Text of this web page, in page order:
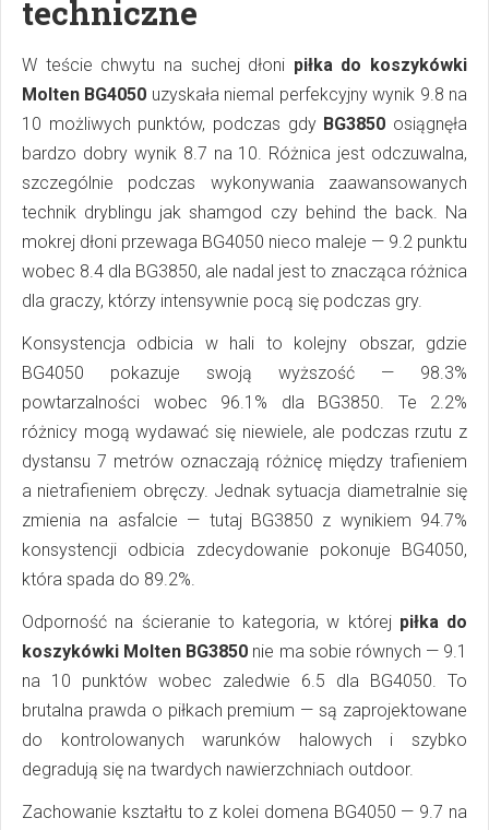
techniczne
W teście chwytu na suchej dłoni piłka do koszykówki
Molten BG4050 uzyskała niemal perfekcyjny wynik 9.8 na
10 możliwych punktów, podczas gdy BG3850 osiągnęła
bardzo dobry wynik 8.7 na 10. Różnica jest odczuwalna,
szczególnie podczas wykonywania zaawansowanych
technik dryblingu jak shamgod czy behind the back. Na
mokrej dłoni przewaga BG4050 nieco maleje — 9.2 punktu
wobec 8.4 dla BG3850, ale nadal jest to znacząca różnica
dla graczy, którzy intensywnie pocą się podczas gry.
Konsystencja odbicia w hali to kolejny obszar, gdzie
BG4050 pokazuje swoją wyższość — 98.3%
powtarzalności wobec 96.1% dla BG3850. Te 2.2%
różnicy mogą wydawać się niewiele, ale podczas rzutu z
dystansu 7 metrów oznaczają różnicę między trafieniem
a nietrafieniem obręczy. Jednak sytuacja diametralnie się
zmienia na asfalcie — tutaj BG3850 z wynikiem 94.7%
konsystencji odbicia zdecydowanie pokonuje BG4050,
która spada do 89.2%.
Odporność na ścieranie to kategoria, w której piłka do
koszykówki Molten BG3850 nie ma sobie równych — 9.1
na 10 punktów wobec zaledwie 6.5 dla BG4050. To
brutalna prawda o piłkach premium — są zaprojektowane
do kontrolowanych warunków halowych i szybko
degradują się na twardych nawierzchniach outdoor.
Zachowanie kształtu to z kolei domena BG4050 — 9.7 na